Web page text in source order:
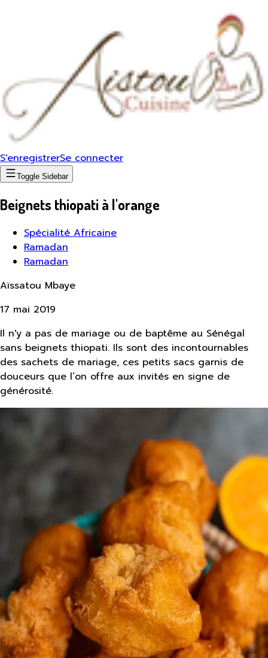
S'enregistrerSe connecter
Toggle Sidebar
Beignets thiopati à l'orange
Spécialité Africaine
Ramadan
Ramadan
Aïssatou Mbaye
17 mai 2019
Il n'y a pas de mariage ou de baptême au Sénégal
sans beignets thiopati. Ils sont des incontournables
des sachets de mariage, ces petits sacs garnis de
douceurs que l’on offre aux invités en signe de
générosité.